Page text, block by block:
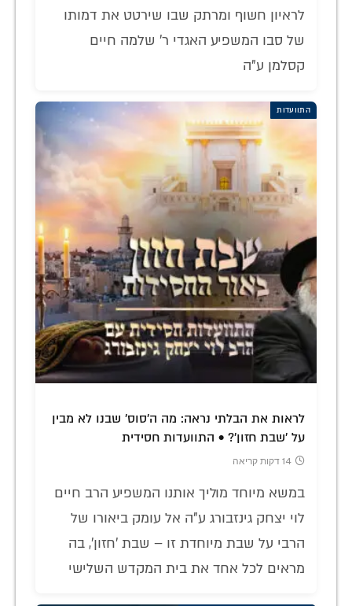
לראיון חשוף ומרתק שבו שירטט את דמותו
של סבו המשפיע האגדי ר' שלמה חיים
קסלמן ע"ה
התוועדות
לראות את הבלתי נראה: מה ה'סוס' שבנו לא מבין
על 'שבת חזון'? • התוועדות חסידית
14 דקות קריאה
במשא מיוחד מוליך אותנו המשפיע הרב חיים
לוי יצחק גינזבורג ע"ה אל עומק ביאורו של
הרבי על שבת מיוחדת זו – שבת 'חזון', בה
מראים לכל אחד את בית המקדש השלישי